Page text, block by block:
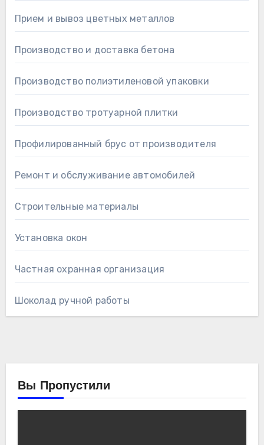
Прием и вывоз цветных металлов
Производство и доставка бетона
Производство полиэтиленовой упаковки
Производство тротуарной плитки
Профилированный брус от производителя
Ремонт и обслуживание автомобилей
Строительные материалы
Установка окон
Частная охранная организация
Шоколад ручной работы
Вы Пропустили